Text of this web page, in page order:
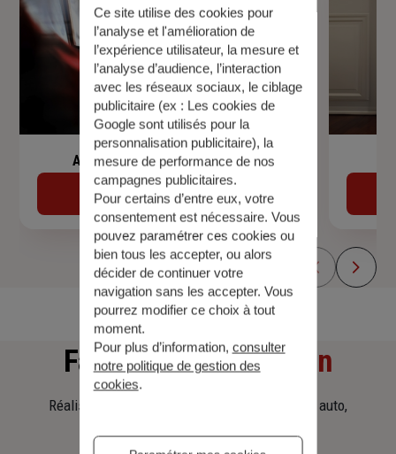
Assurance de prêt immobilier
Découvrir
Faitesune simulation
Réalisez une simulation tarifaire d'assurance, auto,
Ce site utilise des cookies pour
l’analyse et l'amélioration de
l’expérience utilisateur, la mesure et
l’analyse d’audience, l’interaction
avec les réseaux sociaux, le ciblage
publicitaire (ex : Les cookies de
Google sont utilisés pour la
personnalisation publicitaire), la
mesure de performance de nos
campagnes publicitaires.
Pour certains d’entre eux, votre
consentement est nécessaire. Vous
pouvez paramétrer ces cookies ou
bien tous les accepter, ou alors
décider de continuer votre
navigation sans les accepter. Vous
pourrez modifier ce choix à tout
moment.
Pour plus d’information, consulter
notre politique de gestion des
cookies.